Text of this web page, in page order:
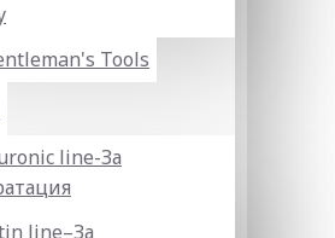
Tools
line-За
line–За